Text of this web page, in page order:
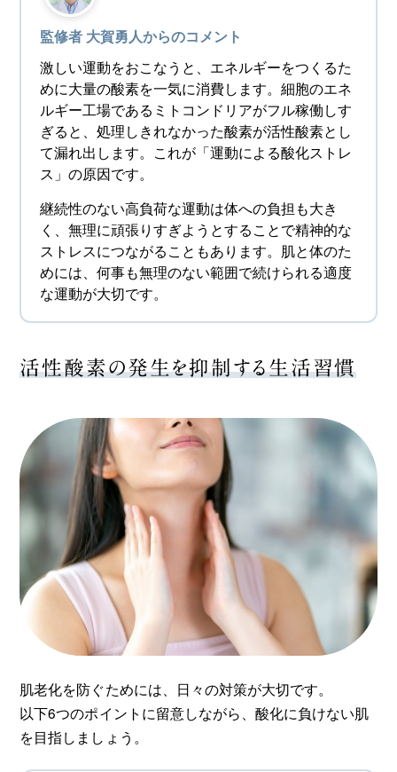
監修者 大賀勇人からのコメント
激しい運動をおこなうと、エネルギーをつくるた
めに大量の酸素を一気に消費します。細胞のエネ
ルギー工場であるミトコンドリアがフル稼働しす
ぎると、処理しきれなかった酸素が活性酸素とし
て漏れ出します。これが「運動による酸化ストレ
ス」の原因です。
継続性のない高負荷な運動は体への負担も大き
く、無理に頑張りすぎようとすることで精神的な
ストレスにつながることもあります。肌と体のた
めには、何事も無理のない範囲で続けられる適度
な運動が大切です。
活性酸素の発生を抑制する生活習慣
肌老化を防ぐためには、日々の対策が大切です。
以下6つのポイントに留意しながら、酸化に負けない肌
を目指しましょう。